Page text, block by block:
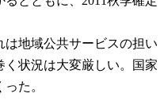
地域公共サービスの担い
状況は大変厳しい。国家
た。